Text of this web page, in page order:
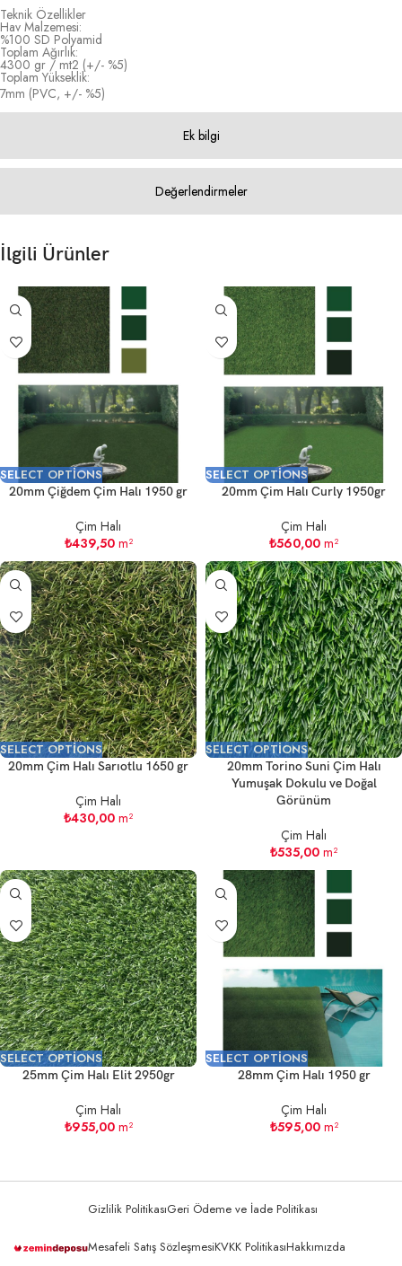
Ek bilgi
Değerlendirmeler
Teknik Özellikler
Hav Malzemesi:
%100 SD Polyamid
Toplam Ağırlık:
4300 gr / mt2 (+/- %5)
Toplam Yükseklik:
7mm (PVC, +/- %5)
İlgili Ürünler
SELECT OPTIONS
20mm Çiğdem Çim Halı 1950 gr
Çim Halı
₺439,50m²
SELECT OPTIONS
20mm Çim Halı Curly 1950gr
Çim Halı
₺560,00 m²
SELECT OPTIONS
20mm Çim Halı Sarıotlu 1650 gr
Çim Halı
₺430,00 m²
SELECT OPTIONS
20mm Torino Suni Çim Halı
Yumuşak Dokulu ve Doğal
Görünüm
Çim Halı
₺535,00 m²
SELECT OPTIONS
25mm Çim Halı Elit 2950gr
Çim Halı
₺955,00m²
SELECT OPTIONS
28mm Çim Halı 1950 gr
Çim Halı
₺595,00m²
Gizlilik PolitikasıGeri Ödeme ve İade Politikası
Mesafeli Satış SözleşmesiKVKK PolitikasıHakkımızda